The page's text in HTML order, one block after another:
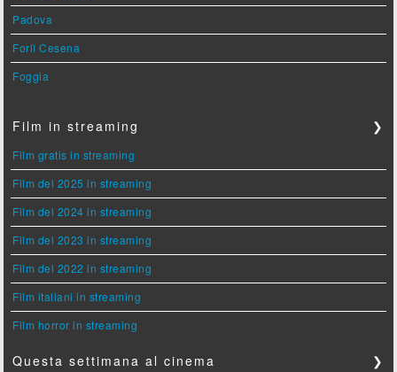
Padova
Forlì Cesena
Foggia
Film in streaming ❯
Film gratis in streaming
Film del 2025 in streaming
Film del 2024 in streaming
Film del 2023 in streaming
Film del 2022 in streaming
Film italiani in streaming
Film horror in streaming
Questa settimana al cinema ❯